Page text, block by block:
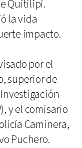
Quitilipi.
la vida
impacto.
por el
superior de
y el comisario
Caminera,
Puchero.